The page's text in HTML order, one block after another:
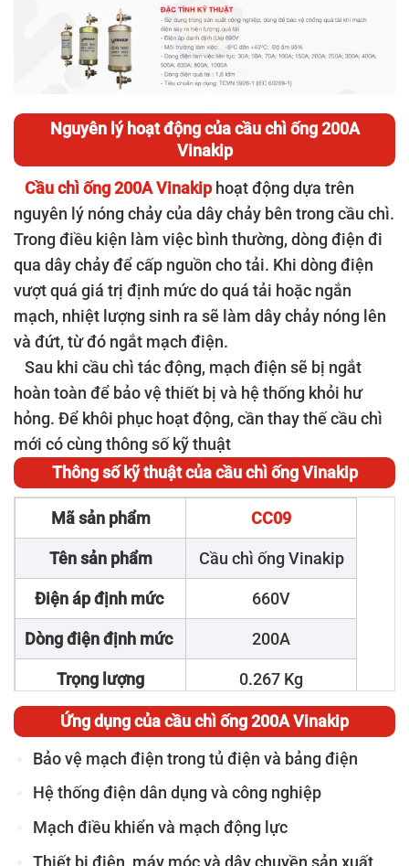
Nguyên lý hoạt động của cầu chì ống 200A
Vinakip
Cầu chì ống 200A Vinakiphoạt động dựa trên
nguyên lý nóng chảy của dây chảy bên trong cầu chì.
Trong điều kiện làm việc bình thường, dòng điện đi
qua dây chảy để cấp nguồn cho tải. Khi dòng điện
vượt quá giá trị định mức do quá tải hoặc ngắn
mạch, nhiệt lượng sinh ra sẽ làm dây chảy nóng lên
và đứt, từ đó ngắt mạch điện.
Sau khi cầu chì tác động, mạch điện sẽ bị ngắt
hoàn toàn để bảo vệ thiết bị và hệ thống khỏi hư
hỏng. Để khôi phục hoạt động, cần thay thế cầu chì
mới có cùng thông số kỹ thuật
Thông số kỹ thuật của cầu chì ống Vinakip
Mã sản phẩm CC09
Tên sản phẩm Cầu chì ống Vinakip
Điện áp định mức 660V
Dòng điện định mức 200A
Trọng lượng 0.267 Kg
Xuất xứ Việt Nam
Thương hiệu Vinakip
Ứng dụng của cầu chì ống 200A Vinakip
Bảo vệ mạch điện trong tủ điện và bảng điện
Hệ thống điện dân dụng và công nghiệp
Mạch điều khiển và mạch động lực
Thiết bị điện, máy móc và dây chuyền sản xuất